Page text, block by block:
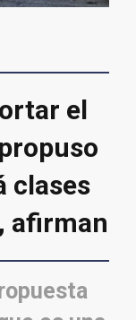
el
clases
afirman